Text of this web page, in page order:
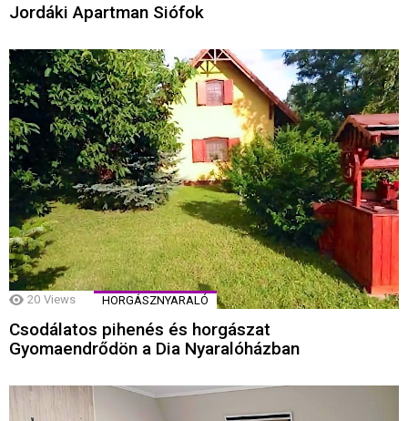
Jordáki Apartman Siófok
20 Views HORGÁSZNYARALÓ
Csodálatos pihenés és horgászat
Gyomaendrődön a Dia Nyaralóházban